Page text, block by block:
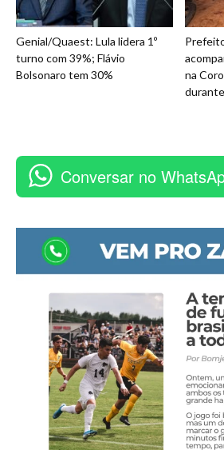
Genial/Quaest: Lula lidera 1º
turno com 39%; Flávio
Bolsonaro tem 30%
na
Conversar no